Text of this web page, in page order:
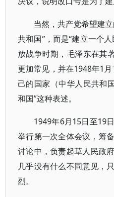
当然，共产党希望建
共和国”，而是“建立一个
放战争时期，毛泽东在其
更加常见，并在1948年1
己的国家（中华人民共和
和国”这种表述。
1949年6月15日至19
举行第一次全体会议，筹
讨论中，负责起草人民政
几乎没有什么不同意见，
烈。